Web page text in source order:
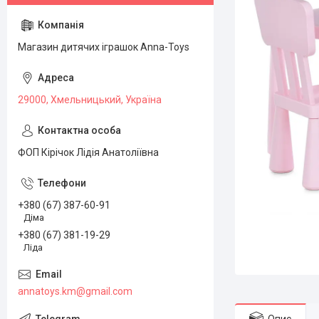
Магазин дитячих іграшок Anna-Toys
29000, Хмельницький, Україна
ФОП Кірічок Лідія Анатоліївна
+380 (67) 387-60-91
Діма
+380 (67) 381-19-29
Ліда
annatoys.km@gmail.com